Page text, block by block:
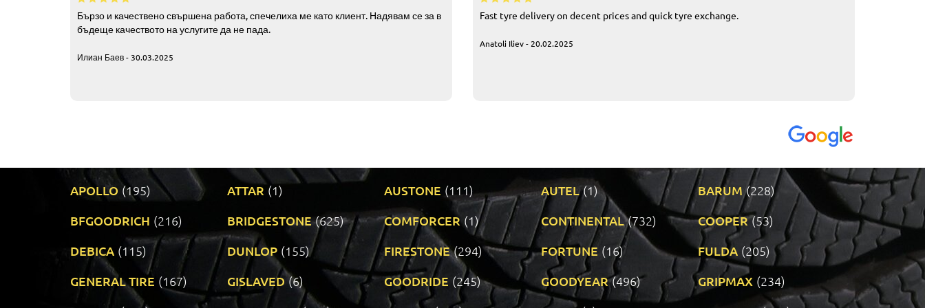
Бързо и качествено свършена работа, спечелиха ме като клиент. Надявам се за в
бъдеще качеството на услугите да не пада.
Илиан Баев - 30.03.2025
Fast tyre delivery on decent prices and quick tyre exchange.
Anatoli Iliev - 20.02.2025
APOLLO (195) ATTAR (1) AUSTONE (111) AUTEL (1) BARUM (228)
BFGOODRICH (216) BRIDGESTONE (625) COMFORCER (1) CONTINENTAL (732) COOPER (53)
DEBICA (115) DUNLOP (155) FIRESTONE (294) FORTUNE (16) FULDA (205)
GENERAL TIRE (167) GISLAVED (6) GOODRIDE (245) GOODYEAR (496) GRIPMAX (234)